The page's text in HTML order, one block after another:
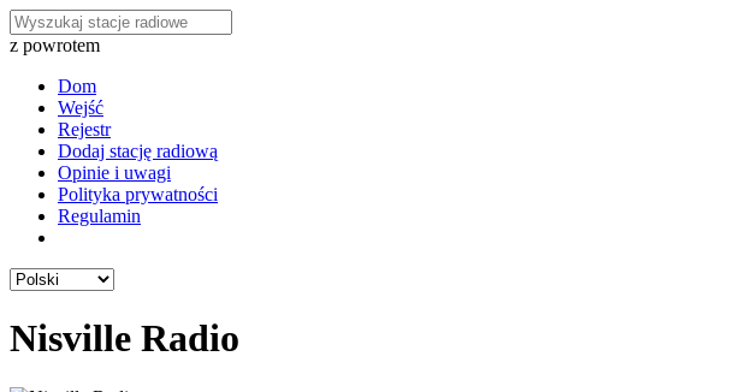
z powrotem
Dom
Wejść
Rejestr
Dodaj stację radiową
Opinie i uwagi
Polityka prywatności
Regulamin
Nisville Radio